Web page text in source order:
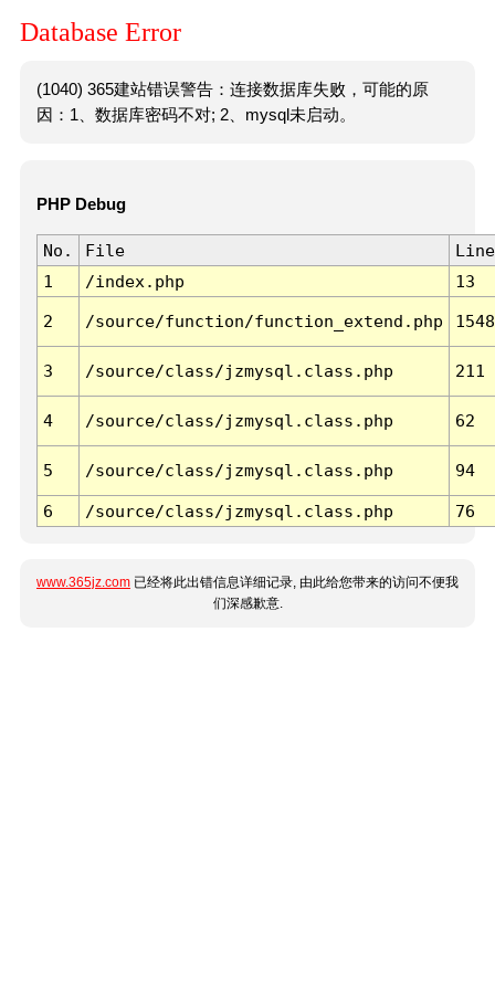
Database Error
(1040) 365建站错误警告：连接数据库失败，可能的原
因：1、数据库密码不对; 2、mysql未启动。
PHP Debug
No. File
Line
1
/index.php 13
2 /source/function/function_extend.php 1548
3 /source/class/jzmysql.class.php 211
4 /source/class/jzmysql.class.php 62
5 /source/class/jzmysql.class.php 94
6 /source/class/jzmysql.class.php 76
www.365jz.com 已经将此出错信息详细记录, 由此给您带来的访问不便我
们深感歉意.